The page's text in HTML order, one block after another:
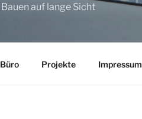
Bauen auf lange Sicht
Büro Projekte Impressum